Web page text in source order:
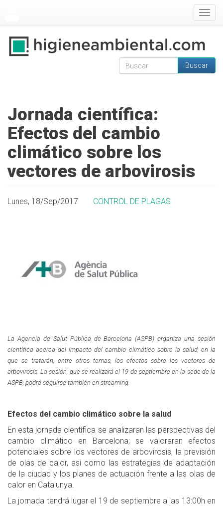
Formulario de
Buscar
Jornada científica:
Efectos del cambio
climático sobre los
vectores de arbovirosis
Lunes, 18/Sep/2017 CONTROL DE PLAGAS
La Agencia de Salut Pública de Barcelona (ASPB) organiza una sesión
científica acerca del impacto del cambio climático sobre la salud, en la
que se tratarán, entre otros temas, los efectos sobre los vectores de
arbovirosis. La sesión, que se realizará el 19 de septiembre en la sede de la
ASPB, podrá seguirse también en streaming.
Efectos del cambio climático sobre la salud
En esta jornada científica se analizaran las perspectivas del
cambio climático en Barcelona; se valoraran efectos
potenciales sobre los vectores de arbovirosis, la previsión
de olas de calor, asi como las estrategias de adaptación
de la ciudad y los planes de actuación frente a las olas de
calor en Catalunya.
La jornada tendrá lugar el 19 de septiembre a las 13:00h en